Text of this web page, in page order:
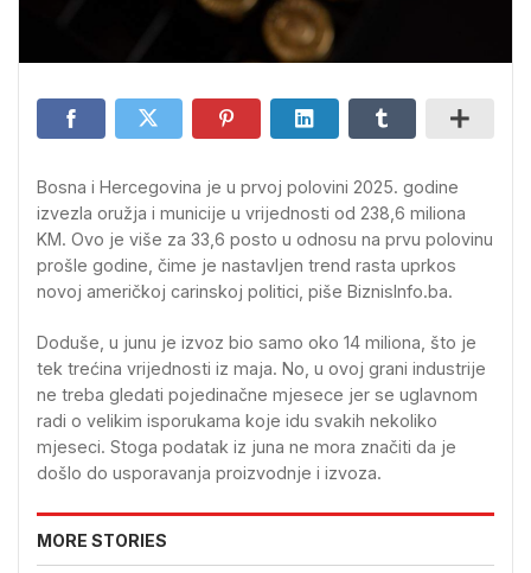
Bosna i Hercegovina je u prvoj polovini 2025. godine
izvezla oružja i municije u vrijednosti od 238,6 miliona
KM. Ovo je više za 33,6 posto u odnosu na prvu polovinu
prošle godine, čime je nastavljen trend rasta uprkos
novoj američkoj carinskoj politici, piše BiznisInfo.ba.
Doduše, u junu je izvoz bio samo oko 14 miliona, što je
tek trećina vrijednosti iz maja. No, u ovoj grani industrije
ne treba gledati pojedinačne mjesece jer se uglavnom
radi o velikim isporukama koje idu svakih nekoliko
mjeseci. Stoga podatak iz juna ne mora značiti da je
došlo do usporavanja proizvodnje i izvoza.
MORE STORIES